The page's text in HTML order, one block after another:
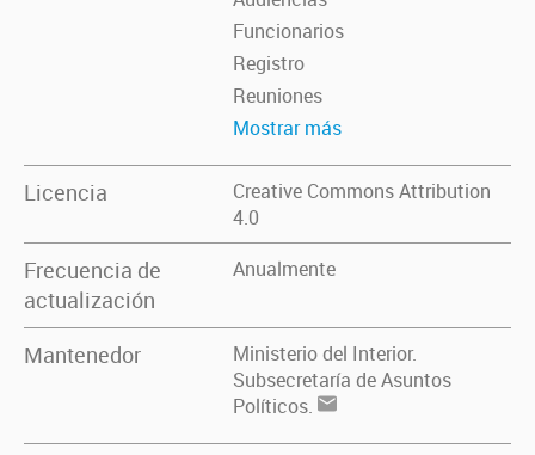
Funcionarios
Registro
Reuniones
Mostrar más
Licencia
Creative Commons Attribution
4.0
Frecuencia de
actualización
Anualmente
Mantenedor
Ministerio del Interior.
Subsecretaría de Asuntos
Políticos.